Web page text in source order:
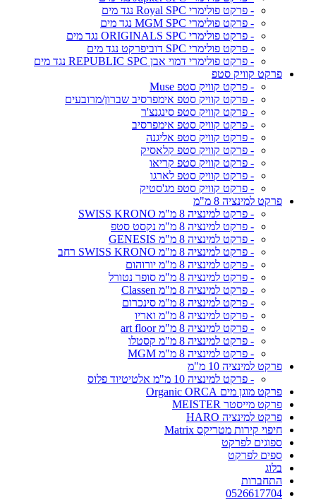
- פרקט פולימרי Royal SPC נגד מים
- פרקט פולימרי MGM SPC נגד מים
- פרקט פולימרי ORIGINALS SPC נגד מים
- פרקט פולימרי SPC דוביפרקט נגד מים
- פרקט פולימרי דמוי אבן REPUBLIC SPC נגד מים
פרקט קוויק סטפ
- פרקט קוויק סטפ Muse
- פרקט קוויק סטפ אימפרסיב שברון/מרובעים
- פרקט קוויק סטפ סינגנצ'ר
- פרקט קוויק סטפ אימפרסיב
- פרקט קוויק סטפ אליגנה
- פרקט קוויק סטפ קלאסיק
- פרקט קוויק סטפ קריאו
- פרקט קוויק סטפ לארגו
- פרקט קוויק סטפ מג'סטיק
פרקט למינציה 8 מ"מ
- פרקט למינציה 8 מ"מ SWISS KRONO
- פרקט למינציה 8 מ"מ נקסט סטפ
- פרקט למינציה 8 מ"מ GENESIS
- פרקט למינציה 8 מ"מ SWISS KRONO רחב
- פרקט למינציה 8 מ"מ יורוהום
- פרקט למינציה 8 מ"מ סופר נטורל
- פרקט למינציה 8 מ"מ Classen
- פרקט למינציה 8 מ"מ סינכרום
- פרקט למינציה 8 מ"מ ואריו
- פרקט למינציה 8 מ"מ art floor
- פרקט למינציה 8 מ"מ קסטלו
- פרקט למינציה 8 מ"מ MGM
פרקט למינציה 10 מ"מ
- פרקט למינציה 10 מ"מ אלטיטיוד פלוס
פרקט מוגן מים Organic ORCA
פרקט מייסטר MEISTER
פרקט למינציה HARO
חיפוי קירות מטריקס Matrix
ספוגים לפרקט
ספים לפרקט
בלוג
התחברות
0526617704